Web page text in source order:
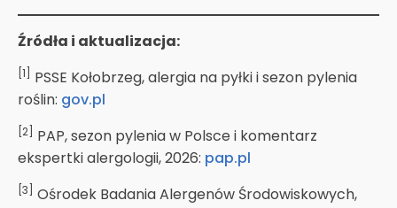
Źródła i aktualizacja:
[1]
PSSE Kołobrzeg, alergia na pyłki i sezon pylenia
roślin: gov.pl
[2]
PAP, sezon pylenia w Polsce i komentarz
ekspertki alergologii, 2026: pap.pl
[3]
Ośrodek Badania Alergenów Środowiskowych,